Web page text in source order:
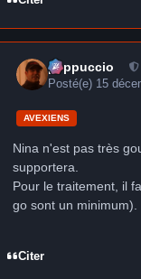
peppuccio
Posté(e) 15
AVEXIENS
Nina n'est pas très
supportera.
Pour le traitement, il
go sont un minimum).
Citer